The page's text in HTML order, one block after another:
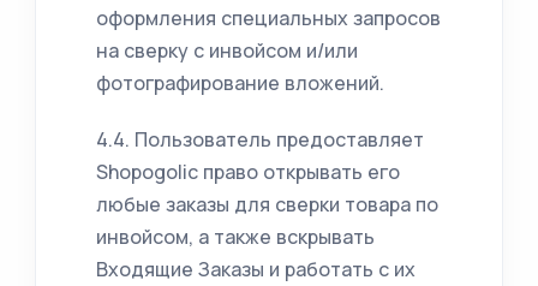
оформления специальных запросов
на сверку с инвойсом и/или
фотографирование вложений.
4.4. Пользователь предоставляет
Shopogolic право открывать его
любые заказы для сверки товара по
инвойсом, а также вскрывать
Входящие Заказы и работать с их